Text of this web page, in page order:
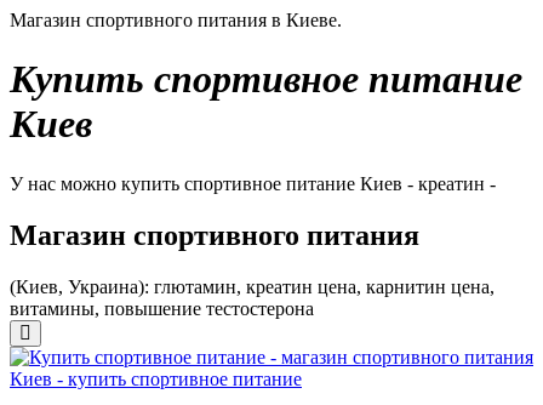
Магазин спортивного питания в Киеве.
Купить спортивное питание
Киев
У нас можно купить спортивное питание Киев - креатин -
Магазин спортивного питания
(Киев, Украина): глютамин, креатин цена, карнитин цена,
витамины, повышение тестостерона